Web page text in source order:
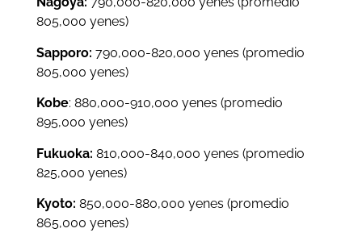
805,000 yenes)
Sapporo: 790,000-820,000 yenes (promedio
805,000 yenes)
Kobe: 880,000-910,000 yenes (promedio
895,000 yenes)
Fukuoka: 810,000-840,000 yenes (promedio
825,000 yenes)
Kyoto: 850,000-880,000 yenes (promedio
865,000 yenes)